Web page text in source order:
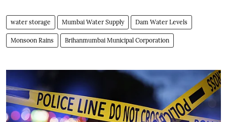
water storage Mumbai Water Supply Dam Water Levels
Monsoon Rains Brihanmumbai Municipal Corporation